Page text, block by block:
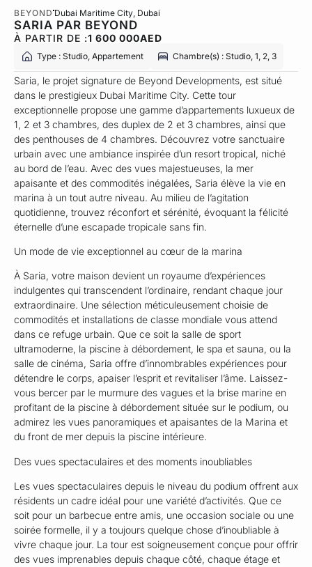
BEYOND Dubai Maritime City , Dubai
SARIA PAR BEYOND
À PARTIR DE :1 600 000AED
Type : Studio, Appartement Chambre(s) : Studio, 1, 2, 3
Saria, le projet signature de Beyond Developments, est situé
dans le prestigieux Dubai Maritime City. Cette tour
exceptionnelle propose une gamme d’appartements luxueux de
1, 2 et 3 chambres, des duplex de 2 et 3 chambres, ainsi que
des penthouses de 4 chambres. Découvrez votre sanctuaire
urbain avec une ambiance inspirée d’un resort tropical, niché
au bord de l’eau. Avec des vues majestueuses, la mer
apaisante et des commodités inégalées, Saria élève la vie en
marina à un tout autre niveau. Au milieu de l’agitation
quotidienne, trouvez réconfort et sérénité, évoquant la félicité
éternelle d’une escapade tropicale sans fin.
Un mode de vie exceptionnel au cœur de la marina
À Saria, votre maison devient un royaume d’expériences
indulgentes qui transcendent l’ordinaire, rendant chaque jour
extraordinaire. Une sélection méticuleusement choisie de
commodités et installations de classe mondiale vous attend
dans ce refuge urbain. Que ce soit la salle de sport
ultramoderne, la piscine à débordement, le spa et sauna, ou la
salle de cinéma, Saria offre d’innombrables expériences pour
détendre le corps, apaiser l’esprit et revitaliser l’âme. Laissez-
vous bercer par le murmure des vagues et la brise marine en
profitant de la piscine à débordement située sur le podium, ou
admirez les vues panoramiques et apaisantes de la Marina et
du front de mer depuis la piscine intérieure.
Des vues spectaculaires et des moments inoubliables
Les vues spectaculaires depuis le niveau du podium offrent aux
résidents un cadre idéal pour une variété d’activités. Que ce
soit pour un barbecue entre amis, une occasion sociale ou une
soirée formelle, il y a toujours quelque chose d’inoubliable à
vivre chaque jour. La tour est soigneusement conçue pour offrir
des vues imprenables depuis chaque côté, chaque étage et